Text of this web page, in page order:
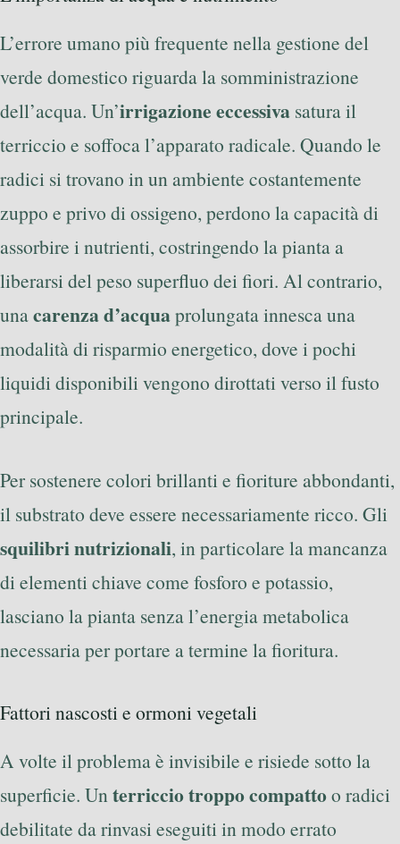
L’errore umano più frequente nella gestione del
verde domestico riguarda la somministrazione
dell’acqua. Un’irrigazione eccessiva satura il
terriccio e soffoca l’apparato radicale. Quando le
radici si trovano in un ambiente costantemente
zuppo e privo di ossigeno, perdono la capacità di
assorbire i nutrienti, costringendo la pianta a
liberarsi del peso superfluo dei fiori. Al contrario,
unacarenza d’acquaprolungata innesca una
modalità di risparmio energetico, dove i pochi
liquidi disponibili vengono dirottati verso il fusto
principale.
Per sostenere colori brillanti e fioriture abbondanti,
il substrato deve essere necessariamente ricco. Gli
squilibri nutrizionali, in particolare la mancanza
di elementi chiave come fosforo e potassio,
lasciano la pianta senza l’energia metabolica
necessaria per portare a termine la fioritura.
Fattori nascosti e ormoni vegetali
A volte il problema è invisibile e risiede sotto la
superficie. Unterriccio troppo compattoo radici
debilitate da rinvasi eseguiti in modo errato